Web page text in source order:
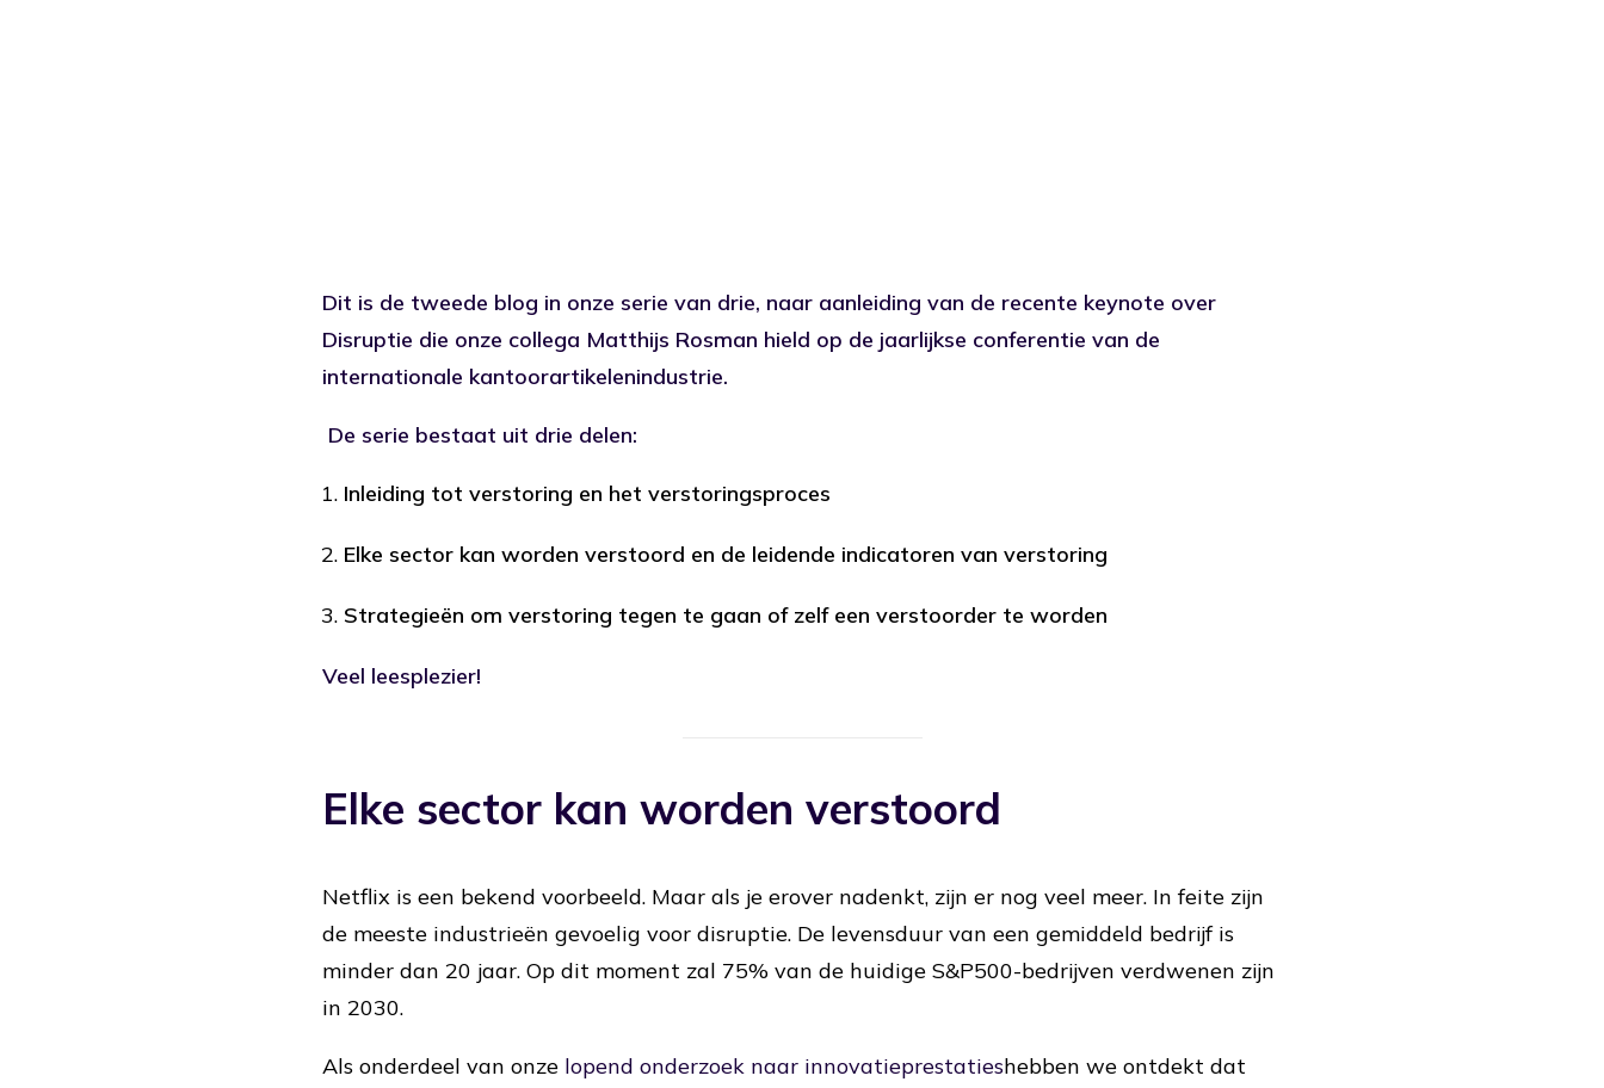
Dit is de tweede blog in onze serie van drie, naar aanleiding van de recente keynote over
Disruptie die onze collega Matthijs Rosman hield op de jaarlijkse conferentie van de
internationale kantoorartikelenindustrie.
De serie bestaat uit drie delen:
Inleiding tot verstoring en het verstoringsproces
Elke sector kan worden verstoord en de leidende indicatoren van verstoring
Strategieën om verstoring tegen te gaan of zelf een verstoorder te worden
Veel leesplezier!
Elke sector kan worden verstoord
Netflix is een bekend voorbeeld. Maar als je erover nadenkt, zijn er nog veel meer. In feite zijn
de meeste industrieën gevoelig voor disruptie. De levensduur van een gemiddeld bedrijf is
minder dan 20 jaar. Op dit moment zal 75% van de huidige S&P500-bedrijven verdwenen zijn
in 2030.
Als onderdeel van onze lopend onderzoek naar innovatieprestatieshebben we ontdekt dat